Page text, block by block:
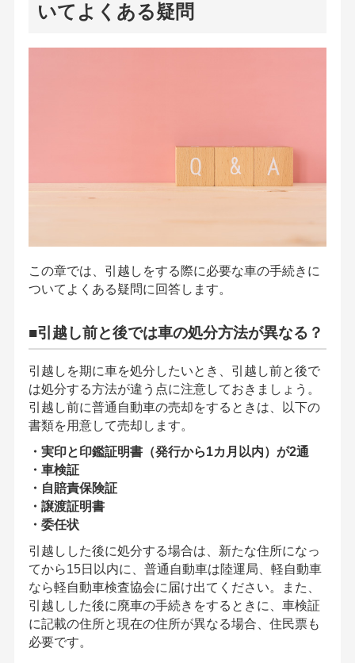
いてよくある疑問
この章では、引越しをする際に必要な車の手続きに
ついてよくある疑問に回答します。
■引越し前と後では車の処分方法が異なる？
引越しを期に車を処分したいとき、引越し前と後で
は処分する方法が違う点に注意しておきましょう。
引越し前に普通自動車の売却をするときは、以下の
書類を用意して売却します。
・実印と印鑑証明書（発行から1カ月以内）が2通
・車検証
・自賠責保険証
・譲渡証明書
・委任状
引越しした後に処分する場合は、新たな住所になっ
てから15日以内に、普通自動車は陸運局、軽自動車
なら軽自動車検査協会に届け出てください。また、
引越しした後に廃車の手続きをするときに、車検証
に記載の住所と現在の住所が異なる場合、住民票も
必要です。